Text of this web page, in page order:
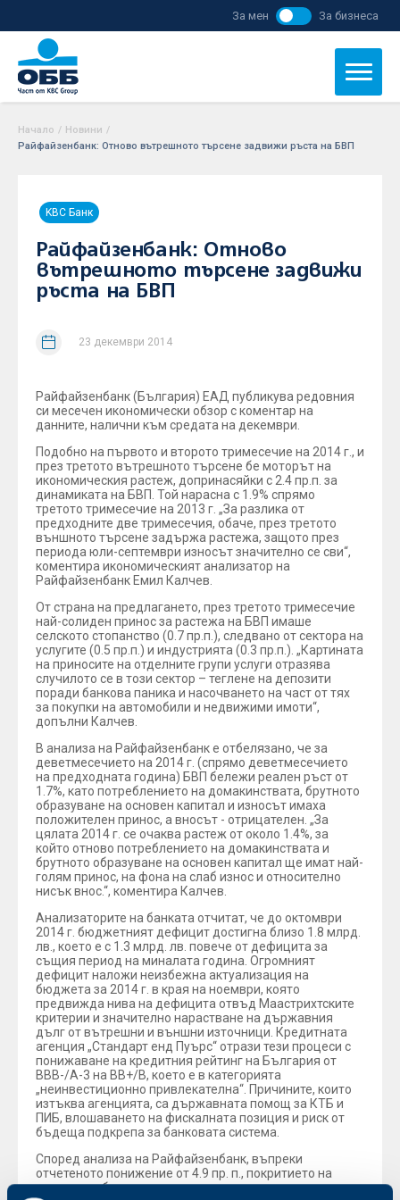
За мен За бизнеса
Начало / Новини /
Райфайзенбанк: Отново вътрешното търсене задвижи ръста на БВП
KBC Банк
Райфайзенбанк: Отново
вътрешното търсене задвижи
ръста на БВП
23 декември 2014
Райфайзенбанк (България) ЕАД публикува редовния
си месечен икономически обзор с коментар на
данните, налични към средата на декември.
Подобно на първото и второто тримесечие на 2014 г., и
през третото вътрешното търсене бе моторът на
икономическия растеж, допринасяйки с 2.4 пр.п. за
динамиката на БВП. Той нарасна с 1.9% спрямо
третото тримесечие на 2013 г. „За разлика от
предходните две тримесечия, обаче, през третото
външното търсене задържа растежа, защото през
периода юли-септември износът значително се сви“,
коментира икономическият анализатор на
Райфайзенбанк Емил Калчев.
От страна на предлагането, през третото тримесечие
най-солиден принос за растежа на БВП имаше
селското стопанство (0.7 пр.п.), следвано от сектора на
услугите (0.5 пр.п.) и индустрията (0.3 пр.п.). „Картината
на приносите на отделните групи услуги отразява
случилото се в този сектор – теглене на депозити
поради банкова паника и насочването на част от тях
за покупки на автомобили и недвижими имоти“,
допълни Калчев.
В анализа на Райфайзенбанк е отбелязано, че за
деветмесечието на 2014 г. (спрямо деветмесечието
на предходната година) БВП бележи реален ръст от
1.7%, като потреблението на домакинствата, брутното
образуване на основен капитал и износът имаха
положителен принос, а вносът - отрицателен. „За
цялата 2014 г. се очаква растеж от около 1.4%, за
който отново потреблението на домакинствата и
брутното образуване на основен капитал ще имат най-
голям принос, на фона на слаб износ и относително
нисък внос.“, коментира Калчев.
Анализаторите на банката отчитат, че до октомври
2014 г. бюджетният дефицит достигна близо 1.8 млрд.
лв., което е с 1.3 млрд. лв. повече от дефицита за
същия период на миналата година. Огромният
дефицит наложи неизбежна актуализация на
бюджета за 2014 г. в края на ноември, която
предвижда нива на дефицита отвъд Маастрихтските
критерии и значително нарастване на държавния
дълг от вътрешни и външни източници. Кредитната
агенция „Стандарт енд Пуърс“ отрази тези процеси с
понижаване на кредитния рейтинг на България от
ВВВ-/А-3 на ВВ+/В, което е в категорията
„неинвестиционно привлекателна“. Причините, които
изтъква агенцията, са държавната помощ за КТБ и
ПИБ, влошаването на фискалната позиция и риск от
бъдеща подкрепа за банковата система.
Според анализа на Райфайзенбанк, въпреки
отчетеното понижение от 4.9 пр. п., покритието на
паричната база с валутни резерви остава високо